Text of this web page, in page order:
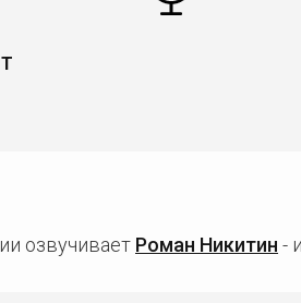
озвучивает Роман Никитин -